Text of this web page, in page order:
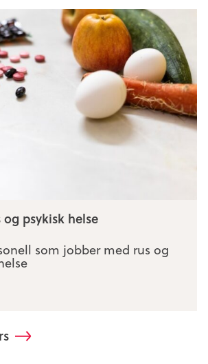
psykisk helse
som jobber med rus og